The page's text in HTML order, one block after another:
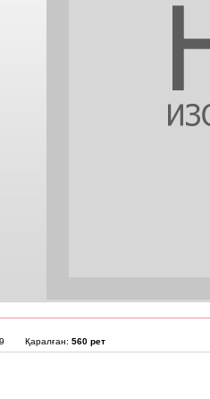
Қаралған: 560 рет